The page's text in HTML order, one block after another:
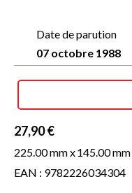
Date de parution
07 octobre 1988
27,90 €
225.00 mm x145.00 mm
EAN : 9782226034304